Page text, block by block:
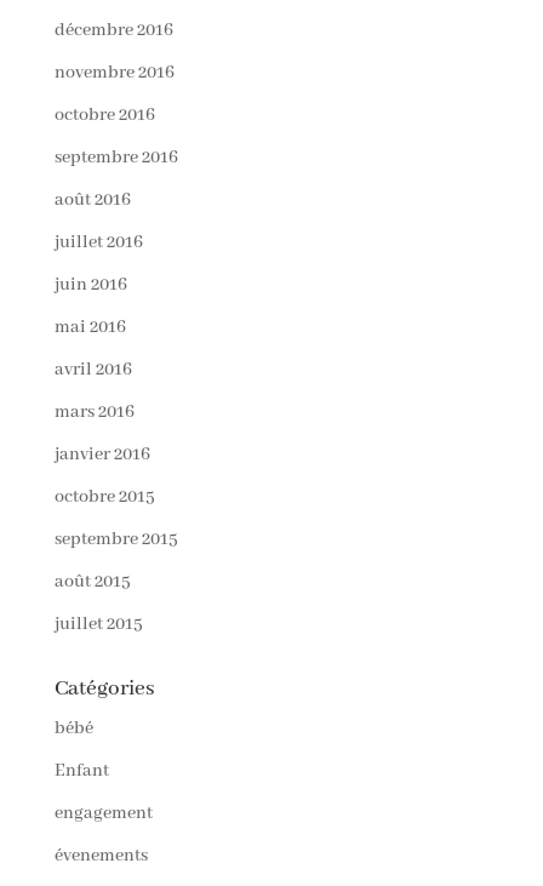
décembre 2016
novembre 2016
octobre 2016
septembre 2016
août 2016
juillet 2016
juin 2016
mai 2016
avril 2016
mars 2016
janvier 2016
octobre 2015
septembre 2015
août 2015
juillet 2015
Catégories
bébé
Enfant
engagement
évenements